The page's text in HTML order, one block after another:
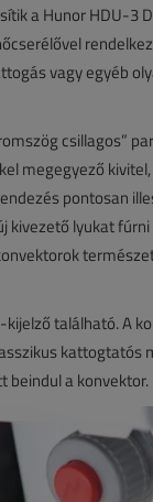
a Hunor HDU-3
vagy egyéb
csillagos”
megegyező
pontosan
kivezető lyukat
található. A
beindul a konvektor.